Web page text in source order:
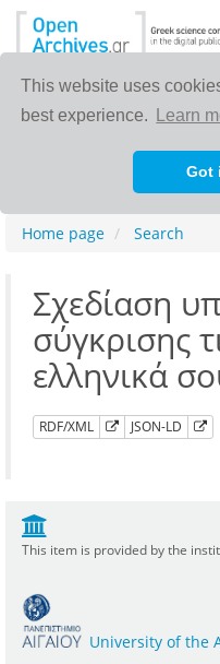
This website uses
best experience.
Learn
Got
Home page Search
Σχεδίαση
σύγκρισης
ελληνικά
RDF/XML JSON-LD
This item is provided by the
University of the